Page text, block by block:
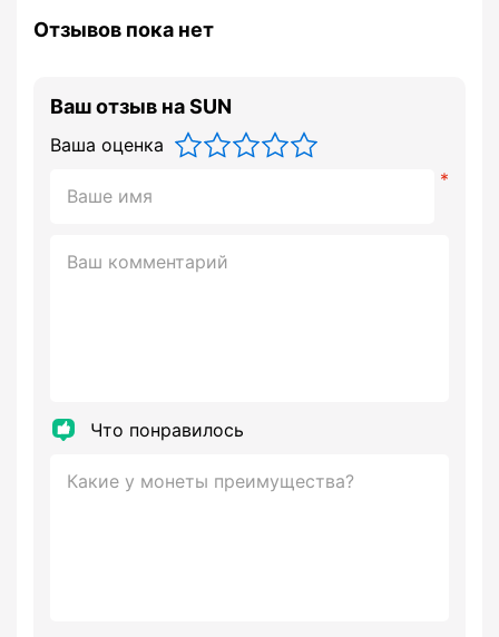
Отзывов пока нет
Ваш отзыв на SUN
Ваша оценка
Что понравилось